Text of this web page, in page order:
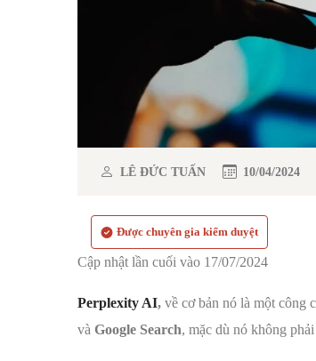
LÊ ĐỨC TUẤN 10/04/2024
Được chuyên gia kiểm duyệt
Cập nhật lần cuối vào 17/07/2024
Perplexity AI, về cơ bản nó là một công
và Google Search, mặc dù nó không